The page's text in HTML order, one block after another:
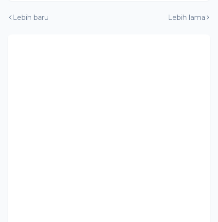
Lebih baru Lebih lama